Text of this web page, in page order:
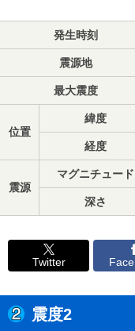
発生時刻
震源地
最大震度
位置
緯度
経度
震源
マグニチュード
深さ
Twitter
震度2